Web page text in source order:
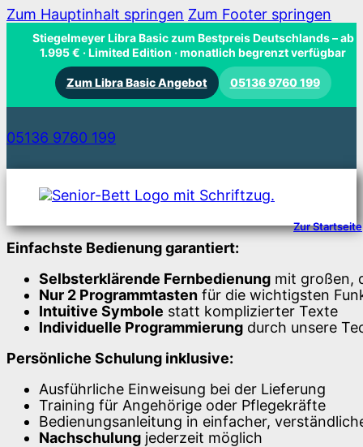
Zum Hauptinhalt springen Zum Footer springen
Stiegelmeyer Libra Basic zum Bestpreis Deutschlands– ab
1.995 € · Limited Edition · monatlich begrenzt verfügbar
Zum Libra Basic Angebot 05136 9760 199
05136 9760 199
Zur Startseite
Einfachste Bedienung garantiert:
Selbsterklärende Fernbedienung mit großen,
Nur 2 Programmtasten für die wichtigsten
Intuitive Symbole statt komplizierter Texte
Individuelle Programmierung durch unsere
Persönliche Schulung inklusive:
Ausführliche Einweisung bei der Lieferung
Training für Angehörige oder Pflegekräfte
Bedienungsanleitung in einfacher,
Nachschulung jederzeit möglich